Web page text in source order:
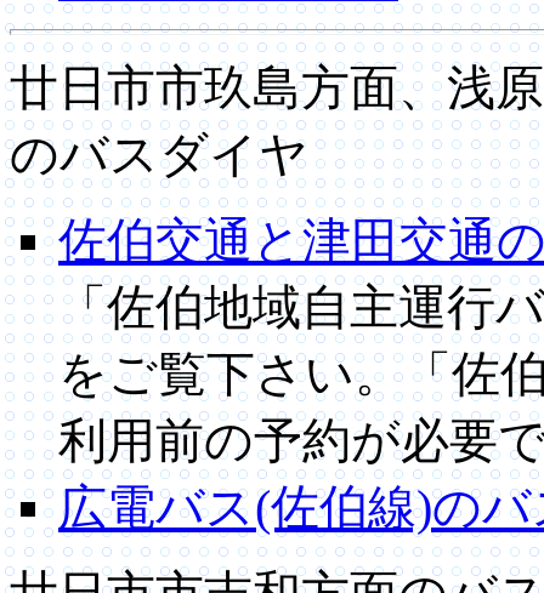
廿日市市玖島方面、浅
のバスダイヤ
佐伯交通と津田交通
「佐伯地域自主運行
をご覧下さい。「佐
利用前の予約が必要
広電バス(佐伯線)の